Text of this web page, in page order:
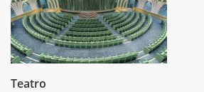
Teatro